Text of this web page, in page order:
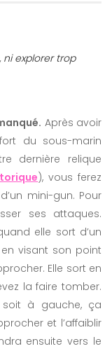
explorer trop
Après avoir
du sous-marin
dernière relique
), vous ferez
mini-gun. Pour
ses attaques.
elle sort d’un
visant son point
Elle sort en
la faire tomber.
soit à gauche, ça
et l’affaiblir
ensuite vers le